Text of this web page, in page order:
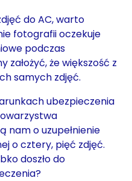
do AC, warto
fotografii oczekuje
podczas
założyć, że większość z
samych zdjęć.
ubezpieczenia
nam o uzupełnienie
o cztery, pięć zdjęć.
doszło do